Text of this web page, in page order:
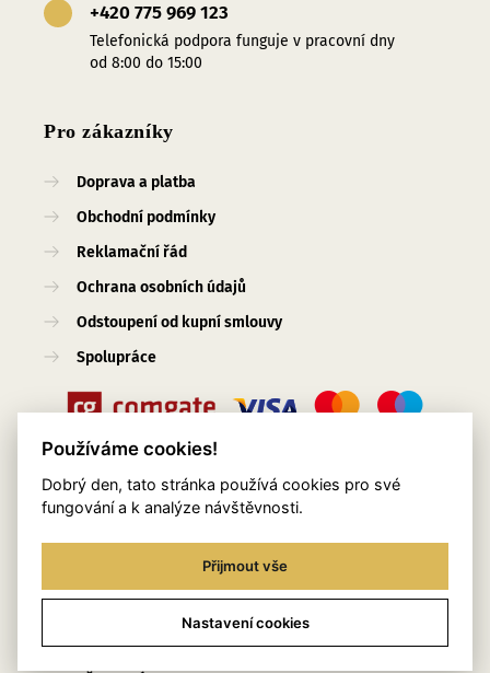
+420 775 969 123
Telefonická podpora funguje v pracovní dny
od 8:00 do 15:00
Pro zákazníky
Doprava a platba
Obchodní podmínky
Reklamační řád
Ochrana osobních údajů
Odstoupení od kupní smlouvy
Spolupráce
Užitečné odkazy
O nás
Kontakty
Používáme cookies!
Dobrý den, tato stránka používá cookies pro své
fungování a k analýze návštěvnosti.
Přijmout vše
Nastavení cookies